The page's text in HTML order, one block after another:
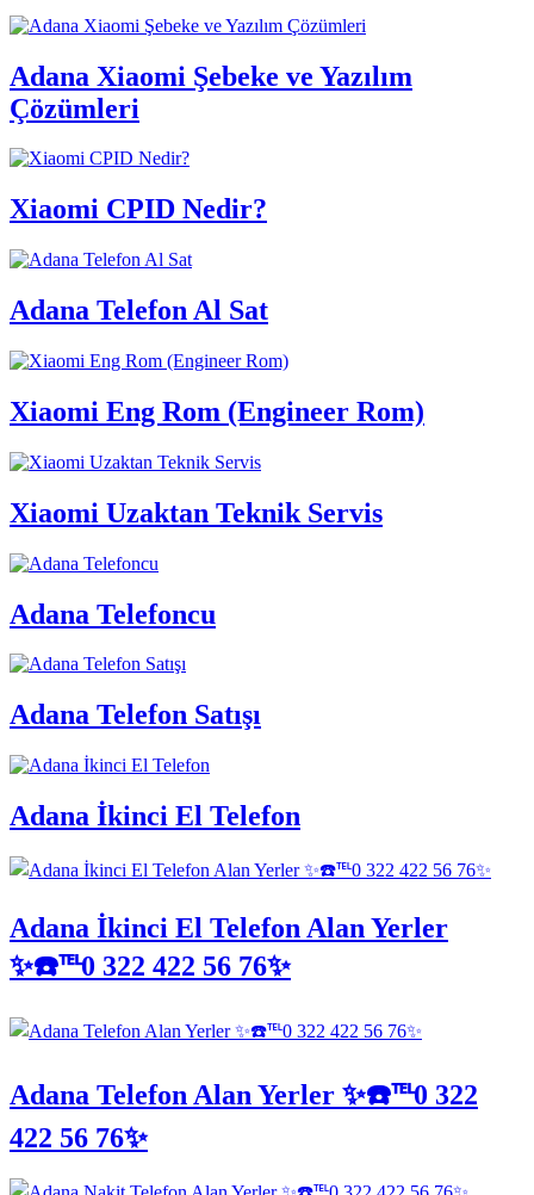
Adana Xiaomi Şebeke ve Yazılım
Çözümleri
Xiaomi CPID Nedir?
Adana Telefon Al Sat
Xiaomi Eng Rom (Engineer Rom)
Xiaomi Uzaktan Teknik Servis
Adana Telefoncu
Adana Telefon Satışı
Adana İkinci El Telefon
Adana İkinci El Telefon Alan Yerler
✨☎️℡0 322 422 56 76✨
Adana Telefon Alan Yerler ✨☎️℡0 322
422 56 76✨